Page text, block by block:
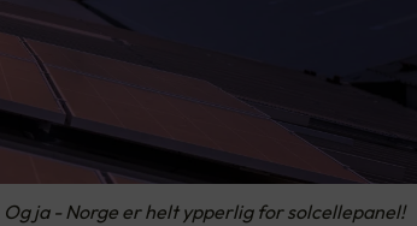
ja - Norge er helt ypperlig for solcellepanel!